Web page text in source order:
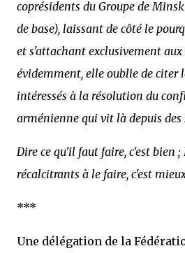
coprésidents du Groupe de
de base), laissant de côté le
et s'attachant exclusivement aux
évidemment, elle oublie de citer
intéressés à la résolution du
arménienne qui vit là depuis des
Dire ce qu'il faut faire, c'est bien ;
récalcitrants à le faire, c'est
***
Une délégation de la